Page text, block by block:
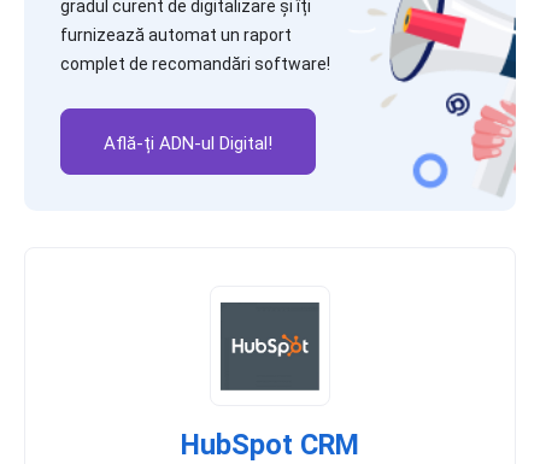
gradul curent de digitalizare și îți
furnizează automat un raport
complet de recomandări software!
Află-ți ADN-ul Digital!
HubSpot CRM